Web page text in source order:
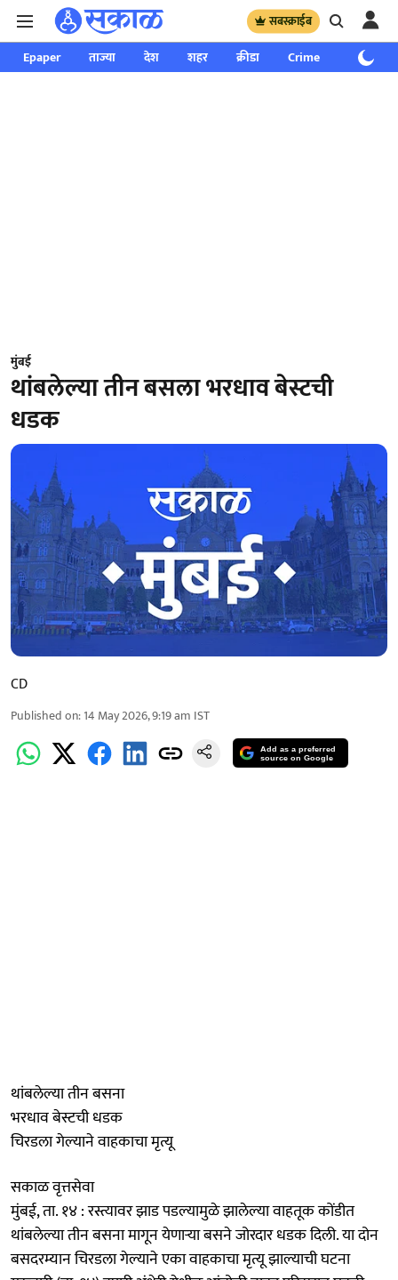
सबस्क्राईब
Epaper ताज्या देश शहर क्रीडा Crime साप्ताहिक
मुंबई
थांबलेल्या तीन बसला भरधाव बेस्टची
धडक
CD
Published on:14 May 2026, 9:19 am IST
Add as a preferred
source on Google
थांबलेल्या तीन बसना
भरधाव बेस्टची धडक
चिरडला गेल्याने वाहकाचा मृत्यू
सकाळ वृत्तसेवा
​मुंबई, ता. १४ : रस्त्यावर झाड पडल्यामुळे झालेल्या वाहतूक कोंडीत
थांबलेल्या तीन बसना मागून येणाऱ्या बसने जोरदार धडक दिली. या दोन
बसदरम्यान चिरडला गेल्याने एका वाहकाचा मृत्यू झाल्याची घटना